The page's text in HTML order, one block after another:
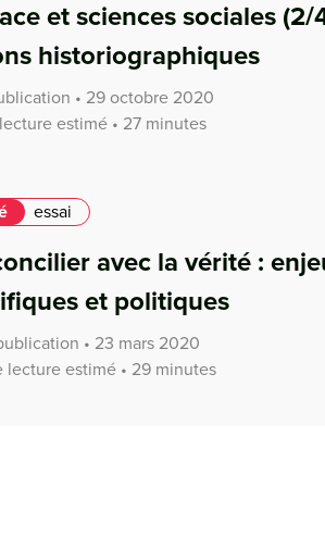
et sciences sociales (2/
historiographiques
• 29 octobre 2020
estimé • 27 minutes
essai
avec la vérité :
et politiques
• 23 mars 2020
lecture estimé • 29 minutes